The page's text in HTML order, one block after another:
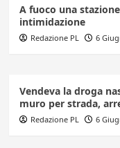
A fuoco una
intimidazione
Redazione PL 6
Vendeva la droga
muro per strada,
Redazione PL 6